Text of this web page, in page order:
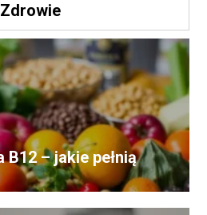
Zdrowie
B12 – jakie pełnią